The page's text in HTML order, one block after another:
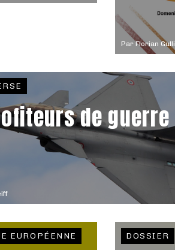
ParFlorian Gulli
de guerre
EUROPÉENNE DOSSIER